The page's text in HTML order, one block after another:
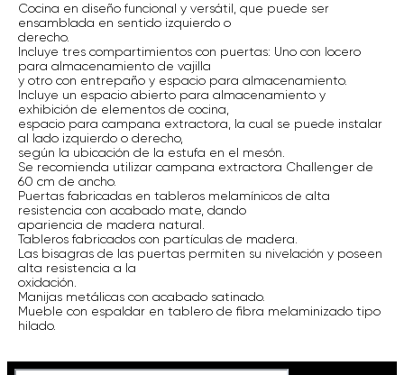
Cocina en diseño funcional y versátil, que puede ser
ensamblada en sentido izquierdo o
derecho.
Incluye tres compartimientos con puertas: Uno con locero
para almacenamiento de vajilla
y otro con entrepaño y espacio para almacenamiento.
Incluye un espacio abierto para almacenamiento y
exhibición de elementos de cocina,
espacio para campana extractora, la cual se puede instalar
al lado izquierdo o derecho,
según la ubicación de la estufa en el mesón.
Se recomienda utilizar campana extractora Challenger de
60 cm de ancho.
Puertas fabricadas en tableros melamínicos de alta
resistencia con acabado mate, dando
apariencia de madera natural.
Tableros fabricados con partículas de madera.
Las bisagras de las puertas permiten su nivelación y poseen
alta resistencia a la
oxidación.
Manijas metálicas con acabado satinado.
Mueble con espaldar en tablero de fibra melaminizado tipo
hilado.